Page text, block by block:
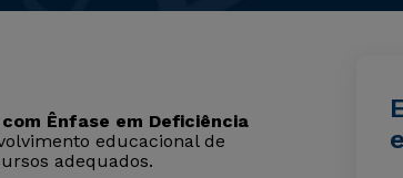
Ênfase em Deficiência
educacional de
adequados.